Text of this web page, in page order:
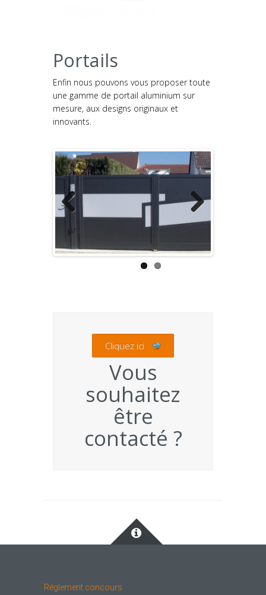
Portails
Enfin nous pouvons vous proposer toute
une gamme de portail aluminium sur
mesure, aux designs originaux et
innovants.
Next
Cliquez ici
Vous
souhaitez
être
contacté ?
Réglement concours